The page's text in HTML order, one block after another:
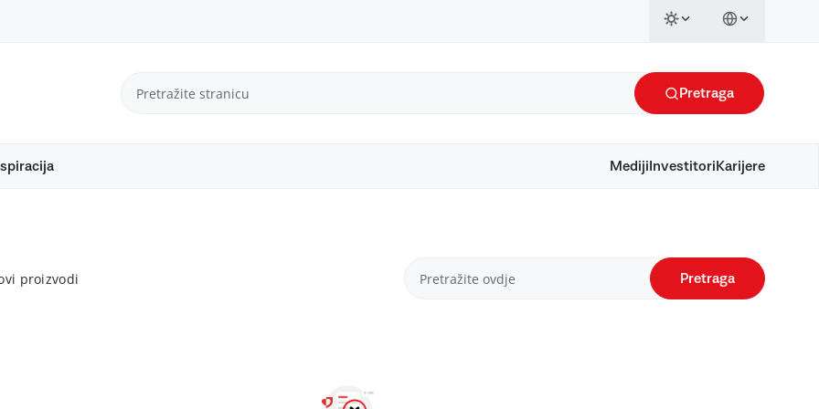
Pretraga
Mediji Investitori Karijere
proizvodi Pretraga